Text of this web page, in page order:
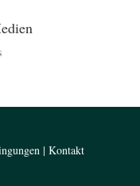
| Kontakt